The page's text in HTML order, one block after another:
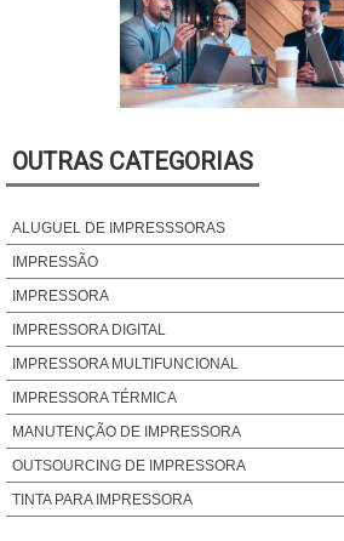
PREÇO DE IMPRESSORA MULTIFUNCIONAL HP
VENDA DE MULTIFUNCIONAL
VENDAS DE IMPRESSORAS MULTIFUNCIONAIS
OUTRAS CATEGORIAS
ALUGUEL DE IMPRESSSORAS
IMPRESSÃO
IMPRESSORA
IMPRESSORA DIGITAL
IMPRESSORA MULTIFUNCIONAL
IMPRESSORA TÉRMICA
MANUTENÇÃO DE IMPRESSORA
OUTSOURCING DE IMPRESSORA
TINTA PARA IMPRESSORA